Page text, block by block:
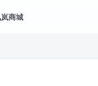
商城